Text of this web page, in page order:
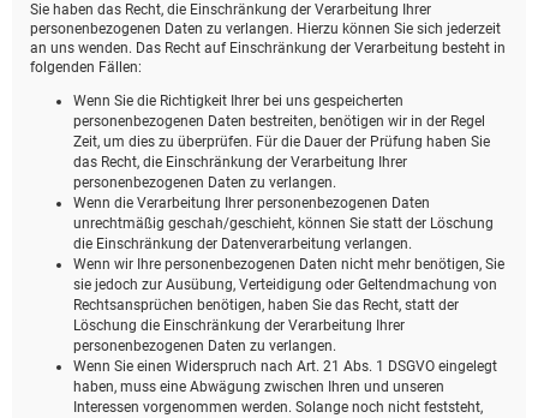
Sie haben das Recht, die Einschränkung der Verarbeitung Ihrer
personenbezogenen Daten zu verlangen. Hierzu können Sie sich jederzeit
an uns wenden. Das Recht auf Einschränkung der Verarbeitung besteht in
folgenden Fällen:
Wenn Sie die Richtigkeit Ihrer bei uns gespeicherten
personenbezogenen Daten bestreiten, benötigen wir in der Regel
Zeit, um dies zu überprüfen. Für die Dauer der Prüfung haben Sie
das Recht, die Einschränkung der Verarbeitung Ihrer
personenbezogenen Daten zu verlangen.
Wenn die Verarbeitung Ihrer personenbezogenen Daten
unrechtmäßig geschah/geschieht, können Sie statt der Löschung
die Einschränkung der Datenverarbeitung verlangen.
Wenn wir Ihre personenbezogenen Daten nicht mehr benötigen, Sie
sie jedoch zur Ausübung, Verteidigung oder Geltendmachung von
Rechtsansprüchen benötigen, haben Sie das Recht, statt der
Löschung die Einschränkung der Verarbeitung Ihrer
personenbezogenen Daten zu verlangen.
Wenn Sie einen Widerspruch nach Art. 21 Abs. 1 DSGVO eingelegt
haben, muss eine Abwägung zwischen Ihren und unseren
Interessen vorgenommen werden. Solange noch nicht feststeht,